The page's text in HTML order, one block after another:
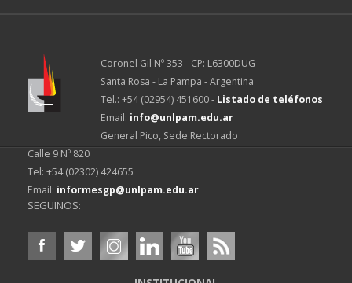
Coronel Gil Nº 353 - CP: L6300DUG
Santa Rosa - La Pampa - Argentina
Tel.: +54 (02954) 451600 - Listado de teléfonos
Email: info@unlpam.edu.ar
General Pico, Sede Rectorado
Calle 9 Nº 820
Tel: +54 (02302) 424655
Email: informesgp@unlpam.edu.ar
SEGUINOS: